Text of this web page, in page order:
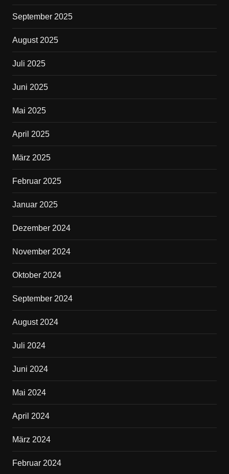
September 2025
August 2025
Juli 2025
Juni 2025
Mai 2025
April 2025
März 2025
Februar 2025
Januar 2025
Dezember 2024
November 2024
Oktober 2024
September 2024
August 2024
Juli 2024
Juni 2024
Mai 2024
April 2024
März 2024
Februar 2024